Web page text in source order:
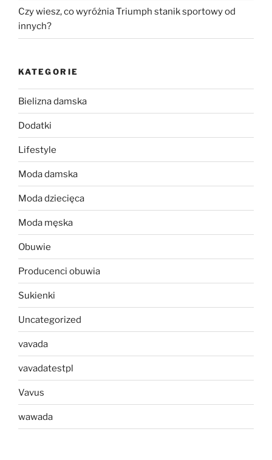
Czy wiesz, co wyróżnia Triumph stanik sportowy od
innych?
KATEGORIE
Bielizna damska
Dodatki
Lifestyle
Moda damska
Moda dziecięca
Moda męska
Obuwie
Producenci obuwia
Sukienki
Uncategorized
vavada
vavadatestpl
Vavus
wawada